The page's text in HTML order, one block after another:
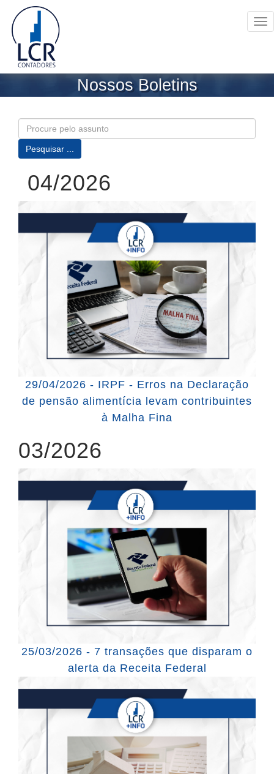
Nossos Boletins
04/2026
29/04/2026 - IRPF - Erros na Declaração
de pensão alimentícia levam contribuintes
à Malha Fina
03/2026
25/03/2026 - 7 transações que disparam o
alerta da Receita Federal